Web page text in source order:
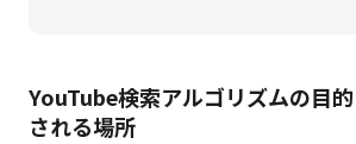
YouTube検索アルゴリズムの目
される場所